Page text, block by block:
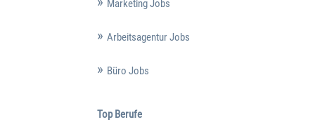
Marketing Jobs
Arbeitsagentur Jobs
Büro Jobs
Top Berufe